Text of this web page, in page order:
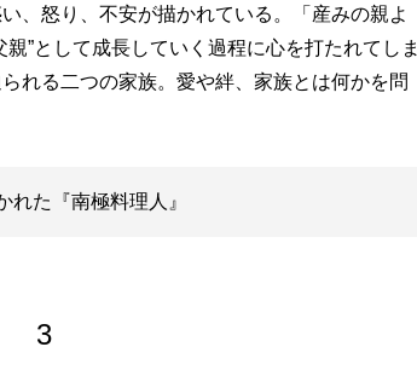
、怒り、不安が描かれている。「産みの親よ
”として成長していく過程に心を打たれてしま
れる二つの家族。愛や絆、家族とは何かを問
た『南極料理人』
3